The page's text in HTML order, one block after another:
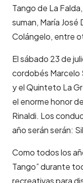
Tango de La
suman, María José
Colángelo, entre
El sábado 23 de
cordobés Marcelo
y el Quinteto La
el enorme honor
Rinaldi. Los
año serán serán:
Como todos los
Tango” durante
recreativas para